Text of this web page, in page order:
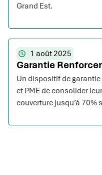
Grand Est.
1 août 2025
Garantie
Un dispositif de
et PME de consolider
couverture jusqu’à 70%